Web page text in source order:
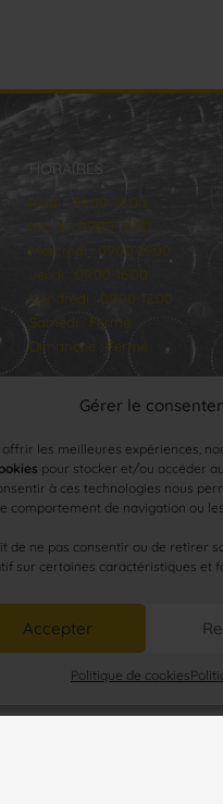
Gérer le
offrir les meilleures expériences,
pour stocker et/ou accéder
à ces technologies nous
comportement de navigation ou
de ne pas consentir ou de retirer
sur certaines caractéristiques et
Accepter
Politique de cookies
HORAIRES
lundi : 09:00–16:00
Mardi : 09:00-16:00
Mercredi : 09:00-16:00
Jeudi : 09:00-16:00
Vendredi : 09:00-12:00
Samedi : Fermé
Dimanche : Fermé